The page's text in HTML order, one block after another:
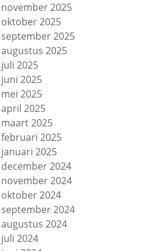
november 2025
oktober 2025
september 2025
augustus 2025
juli 2025
juni 2025
mei 2025
april 2025
maart 2025
februari 2025
januari 2025
december 2024
november 2024
oktober 2024
september 2024
augustus 2024
juli 2024